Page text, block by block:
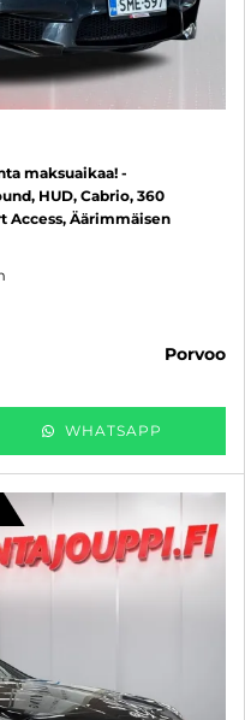
maksuaikaa! -
HUD, Cabrio, 360
Äärimmäisen
porvoo
WHATSAPP